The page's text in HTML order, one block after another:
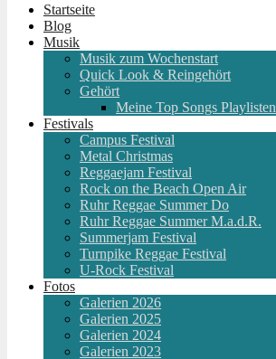
Startseite
Blog
Musik
Musik zum Wochenstart
Quick Look & Reingehört
Gehört
Meine Top Songs Playlisten
Festivals
Campus Festival
Metal Christmas
Reggaejam Festival
Rock on the Beach Open Air
Ruhr Reggae Summer Do
Ruhr Reggae Summer M.a.d.R.
Summerjam Festival
Turnpike Reggae Festival
U-Rock Festival
Fotos
Galerien 2026
Galerien 2025
Galerien 2024
Galerien 2023